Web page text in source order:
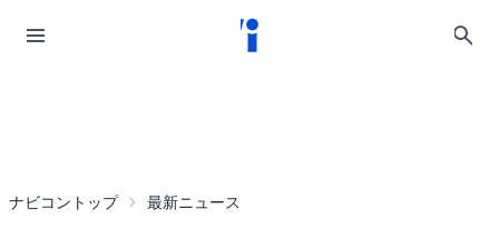
ナビコントップ 最新ニュース